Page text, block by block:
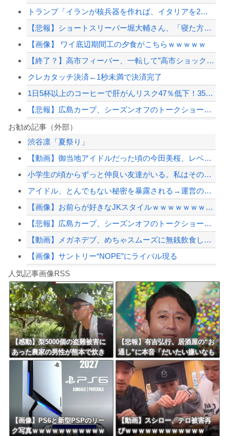
トランプ「イランが核兵器を作れば、イタリアを2分で消滅させる」メローニ「核を持っ...
【悲報】ショートスリーパー堀大輔さん、「寝た方がいい」などと誹謗中傷され配信中に...
【画像】 ワイ底辺期間工の夕食がこちらｗｗｗｗｗ
【終了？】高市フィーバー、一転して”高市ショック”へ…支持率も市場も急降下ｗｗｗ...
クレカタッチ決済←1秒未満で決済完了
1日5杯以上のコーヒーで肝がんリスク47％低下！35万人超の調査
【悲報】広島カープ、シーズンオフのトークショー、テレビ出演等の「副業」を全面禁...
素直に中国の発展すごいよな
【悲報】クマ駆除で町役場に抗議電話殺到…職員「業務になりません」
【島根】孫の34歳男性が運転する車にはねられ88歳の女性が死亡…民家の敷地内での...
【配信者】「金バエ」のSNS更新が1週間途絶え、様々な憶測が飛び交う。1週間ぶり...
【緊急速報】NYで警官が黒人男性の首を絞め、暴動第二波不可避へ
Powered by livedoor 相互RSS
お勧め記事（外部）
渋谷凛「夏祭り」
【動画】御当地アイドルだった頃の今田美桜、レベチｗｗｗｗｗｗｗ
小学生の頃からずっと仲良い友達がいる。私はその友達の家族構成についても全部知って...
アイドル、とんでもない秘密を暴露される→運営の声明が前代未聞すぎて物議を醸すこと...
【画像】お前らが好きなJKスタイルｗｗｗｗｗｗｗｗｗｗｗｗｗｗｗｗｗｗｗｗｗｗｗ...
【悲報】広島カープ、シーズンオフのトークショー、テレビ出演等の「副業」を全面禁...
【動画】メガネデブ、めちゃスムーズに無銭飲食してしまうｗｗｗｗ
【画像】サントリー“NOPE”にライバル現る
今でも「日本が世界トップ」なものって何がある？
日傘もって行っていざ開こうとしたら靴べらだった
8/4のニュース
日本旅行キャンセルすべきか…1万年ぶり史上最大級の火山の兆し＝韓国の反応
更新中止のお知らせ
海外「おめでとうタキ！」リヴァプール南野がバースデーゴール！！
Powered by livedoor 相互RSS
人気記事画像RSS
【感動】梨5000個の盗難被害に
あった農家の男性が熊本で炊き
出しや支援物資、現地で目にし
た“助け合いの輪”
【悲報】有吉弘行、居酒屋の“お
通し”に本音「だいたい嫌いなも
のが出てくる」「お通しカット
してもらえますかって言ったこ
とある」
【画像】PS6と新型PSPのリー
ク写真ｗｗｗｗｗｗｗｗｗｗｗ
【動画】スシロー、テロ被害再
びｗｗｗｗｗｗｗｗｗｗｗｗ